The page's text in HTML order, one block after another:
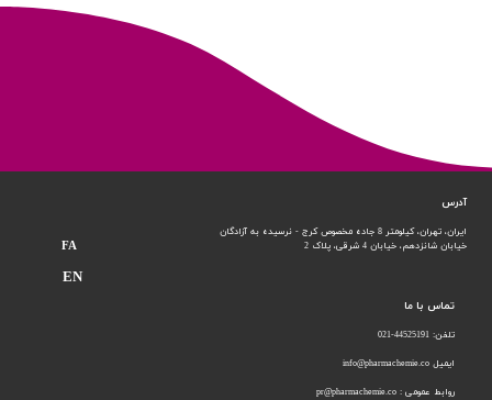
تماس با ما
تلفن: 44525191-021
ایمیل info@pharmachemie.co
روابط عمومی : pr@pharmachemie.co
آدرس
ایران، تهران، کیلومتر 8 جاده مخصوص کرج - نرسیده به آزادگان
خیابان شانزدهم، خیابان 4 شرقی، پلاک 2 FA